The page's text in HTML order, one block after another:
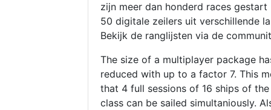
zijn meer dan honderd races gestart
50 digitale zeilers uit verschillende
Bekijk de ranglijsten via de
The size of a multiplayer package
reduced with up to a factor 7. This
that 4 full sessions of 16 ships of
class can be sailed simultaniously.